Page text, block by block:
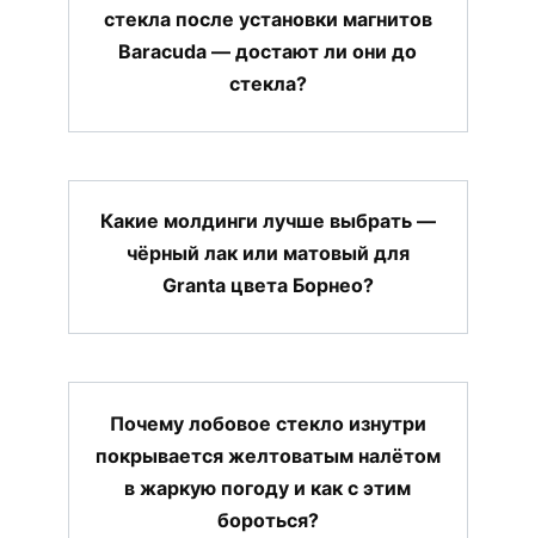
стекла после установки магнитов
Baracuda — достают ли они до
стекла?
Какие молдинги лучше выбрать —
чёрный лак или матовый для
Granta цвета Борнео?
Почему лобовое стекло изнутри
покрывается желтоватым налётом
в жаркую погоду и как с этим
бороться?